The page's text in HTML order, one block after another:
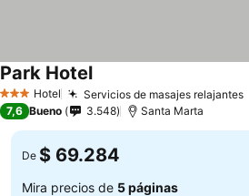
3 Estrellas
Hotel Servicios de masajes relajantes
Park HotelVer precios
7,6 Bueno 3.548 Santa Marta
De $ 69.284
Mira precios de 5 páginas